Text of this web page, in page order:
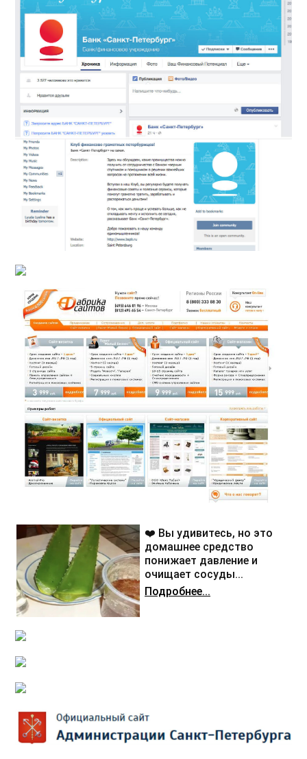
❤️ Вы удивитесь, но это
домашнее средство
понижает давление и
очищает сосуды...
Подробнее...